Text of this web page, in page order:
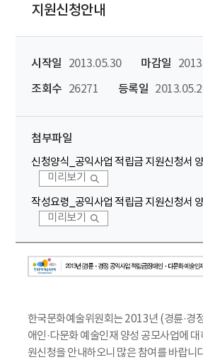
지원신청안내
시작일 2013.05.30 마감일
조회수
26271 등록일
첨부파일
신청양식_공익사업 적립금 지원신청서
미리보기
작성요령_공익사업 적립금 지원신청서
미리보기
한국문화예술위원회는 2013년 (경륜·경
애인·다문화 예술인재 양성 공모사업에 대
원신청을 안내하오니 많은 참여를 바랍니